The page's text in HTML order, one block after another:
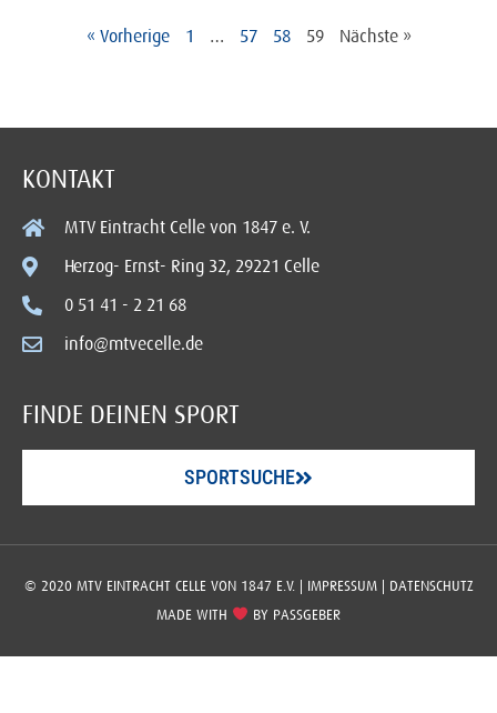
« Vorherige 1 … 57 58 59 Nächste »
KONTAKT
MTV Eintracht Celle von 1847 e. V.
Herzog- Ernst- Ring 32, 29221 Celle
0 51 41 - 2 21 68
info@mtvecelle.de
FINDE DEINEN SPORT
SPORTSUCHE
© 2020 MTV EINTRACHT CELLE VON 1847 E.V. | IMPRESSUM| DATENSCHUTZ
MADE WITH
BY PASSGEBER